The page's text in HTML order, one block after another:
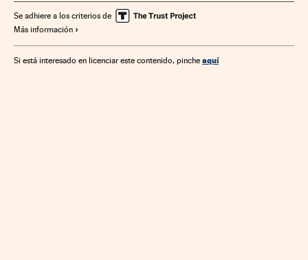
Se adhiere a los criterios de
Más información
Si está interesado en licenciar este contenido, pinche aquí